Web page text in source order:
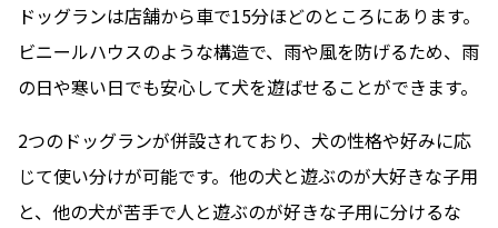
ドッグランは店舗から車で15分ほどのところにあります。
ビニールハウスのような構造で、雨や風を防げるため、雨
の日や寒い日でも安心して犬を遊ばせることができます。
2つのドッグランが併設されており、犬の性格や好みに応
じて使い分けが可能です。他の犬と遊ぶのが大好きな子用
と、他の犬が苦手で人と遊ぶのが好きな子用に分けるな